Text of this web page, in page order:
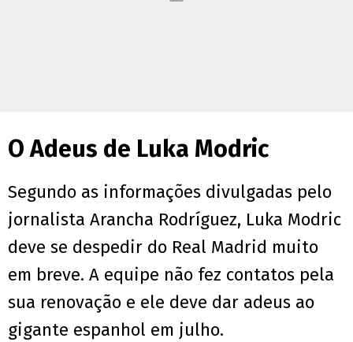
O Adeus de Luka Modric
Segundo as informações divulgadas pelo
jornalista Arancha Rodríguez, Luka Modric
deve se despedir do Real Madrid muito
em breve. A equipe não fez contatos pela
sua renovação e ele deve dar adeus ao
gigante espanhol em julho.